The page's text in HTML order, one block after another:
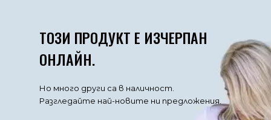
ТОЗИ ПРОДУКТ Е ИЗЧЕРПАН
ОНЛАЙН.
Но много други са в наличност.
Разгледайте най-новите ни предложения.